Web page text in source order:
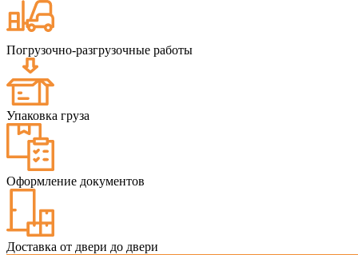
Погрузочно-разгрузочные работы
Упаковка груза
Оформление документов
Доставка от двери до двери